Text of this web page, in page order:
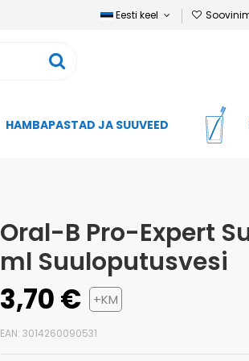
Eesti keel
HAMBAPASTAD JA SUUVEED
Oral-B Pro-Expert
ml Suuloputusvesi
3,70 € +KM
EAN: 3014260090531